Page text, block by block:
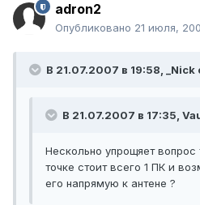
adron2
Опубликовано 21 июля,
В 21.07.2007 в 19:58, _Nick
В 21.07.2007 в 17:35,
Нескольно упрощяет вопрос
точке стоит всего 1 ПК и
его напрямую к антене ?